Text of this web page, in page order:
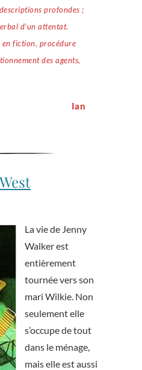
profondes ;
d’un attentat.
en fiction, procédure
des agents,
Ian
La vie de Jenny
Walker est
entièrement
tournée vers son
mari Wilkie. Non
seulement elle
s’occupe de tout
dans le ménage,
mais elle est aussi